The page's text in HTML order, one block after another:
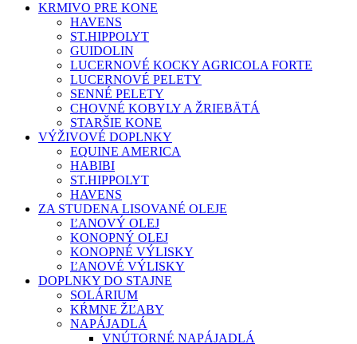
KRMIVO PRE KONE
HAVENS
ST.HIPPOLYT
GUIDOLIN
LUCERNOVÉ KOCKY AGRICOLA FORTE
LUCERNOVÉ PELETY
SENNÉ PELETY
CHOVNÉ KOBYLY A ŽRIEBÄTÁ
STARŠIE KONE
VÝŽIVOVÉ DOPLNKY
EQUINE AMERICA
HABIBI
ST.HIPPOLYT
HAVENS
ZA STUDENA LISOVANÉ OLEJE
ĽANOVÝ OLEJ
KONOPNÝ OLEJ
KONOPNÉ VÝLISKY
ĽANOVÉ VÝLISKY
DOPLNKY DO STAJNE
SOLÁRIUM
KŔMNE ŽĽABY
NAPÁJADLÁ
VNÚTORNÉ NAPÁJADLÁ